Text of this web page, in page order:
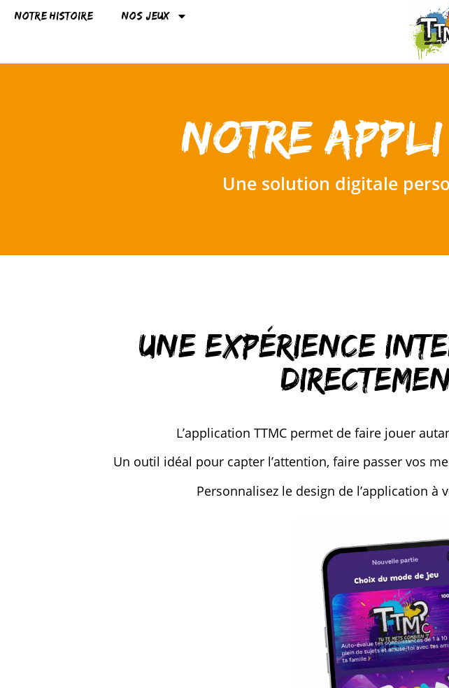
Notre histoire Nos jeux
Notre appli
Une solution digitale
Une expérience
L’application TTMC permet de faire jouer
Un outil idéal pour capter l’attention, faire passer vos
Personnalisez le design de l’application à